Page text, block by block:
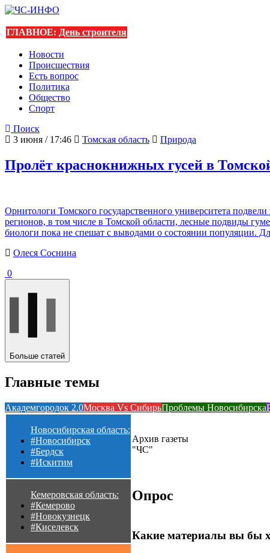
ГЛАВНОЕ: День строителя
Новости
Происшествия
Есть вопрос
Политика
Общество
Спорт
Поиск
3 июня / 17:46
Томская область Природа
Пролёт краснокнижных гусей в
Орнитологи Томского государственного университета
регионов, в том числе в Томской области, лесные подвиды
биологи пока не спешат с выводами о состоянии популяции.
Олеся Соснина
0
Больше статей
Главные темы
Академгородок 2.0Москва Vs СибирьПроблемы Новосибирска
Новосибирская область:
#Новосибирск
#Бердск
#Искитим
Кемеровская область:
#Кемерово
#Новокузнецк
#Киселевск
Архив газеты
"ЧС"
Опрос
Какие материалы вы бы